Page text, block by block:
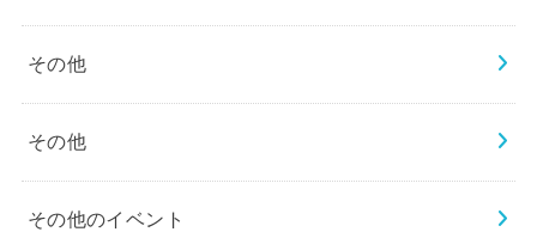
その他
その他
その他のイベント